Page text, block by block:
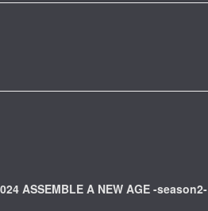
ASSEMBLE A NEW AGE -season2-